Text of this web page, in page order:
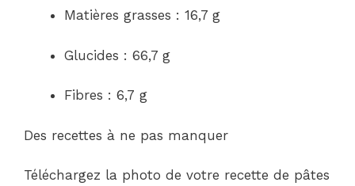
Matières grasses : 16,7 g
Glucides : 66,7 g
Fibres : 6,7 g
Des recettes à ne pas manquer
Téléchargez la photo de votre recette de pâtes